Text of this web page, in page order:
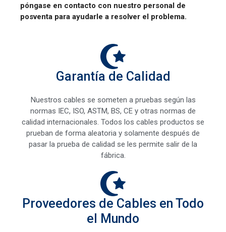
póngase en contacto con nuestro personal de
posventa para ayudarle a resolver el problema.
Garantía de Calidad
Nuestros cables se someten a pruebas según las
normas IEC, ISO, ASTM, BS, CE y otras normas de
calidad internacionales. Todos los cables productos se
prueban de forma aleatoria y solamente después de
pasar la prueba de calidad se les permite salir de la
fábrica.
Proveedores de Cables en Todo
el Mundo